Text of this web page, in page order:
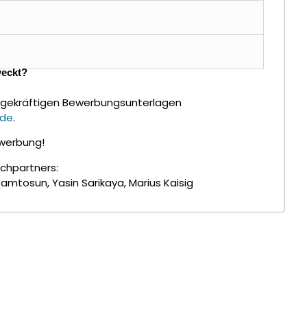
Bewerbungsunterlagen
.
Yasin Sarikaya, Marius Kaisig